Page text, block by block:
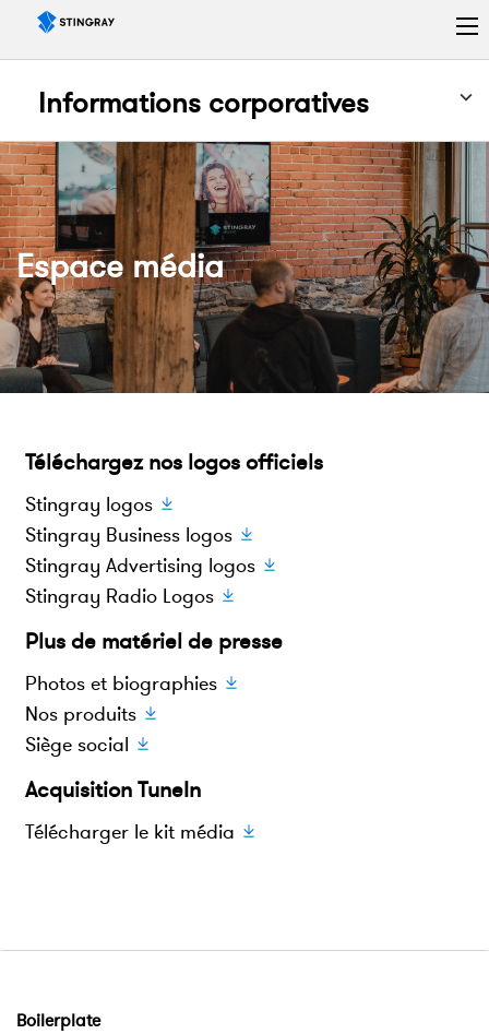
Informations corporatives
Espace média
Téléchargez nos logos officiels
Stingray logos
Stingray Business logos
Stingray Advertising logos
Stingray Radio Logos
Plus de matériel de presse
Photos et biographies
Nos produits
Siège social
Acquisition TuneIn
Télécharger le kit média
Boilerplate